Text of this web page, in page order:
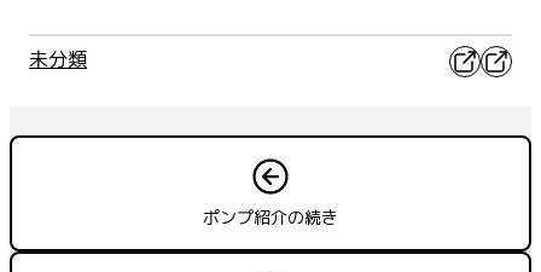
未分類 X
ポンプ紹介の続き